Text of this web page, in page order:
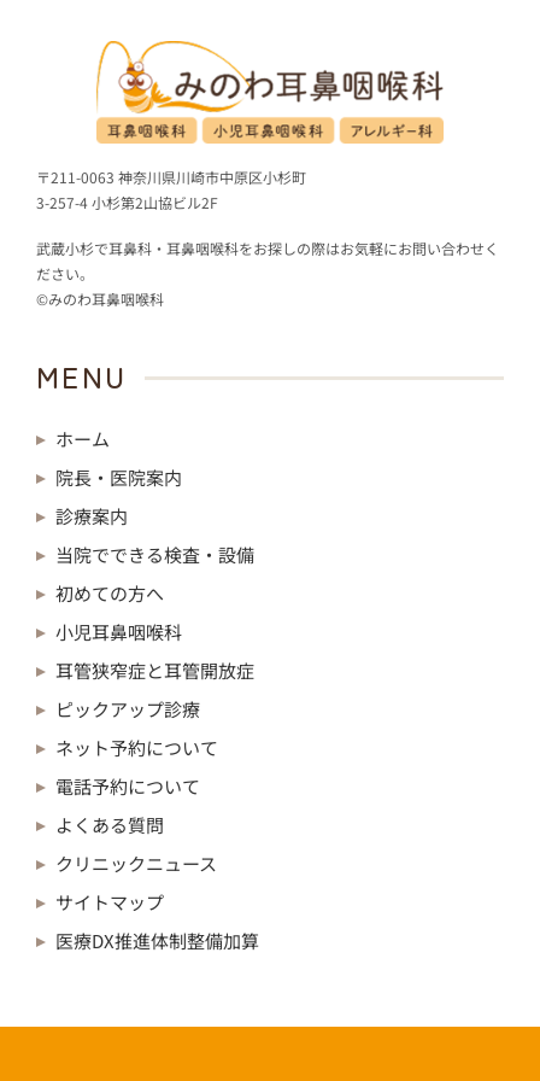
〒211-0063 神奈川県川崎市中原区小杉町
3-257-4 小杉第2山協ビル2F
武蔵小杉で耳鼻科・耳鼻咽喉科をお探しの際はお気軽にお問い合わせく
ださい。
©みのわ耳鼻咽喉科
MENU
ホーム
院長・医院案内
診療案内
当院でできる検査・設備
初めての方へ
小児耳鼻咽喉科
耳管狭窄症と耳管開放症
ピックアップ診療
ネット予約について
電話予約について
よくある質問
クリニックニュース
サイトマップ
医療DX推進体制整備加算